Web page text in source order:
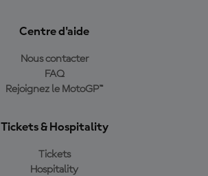
Centre d'aide
Nous contacter
FAQ
Rejoignez le MotoGP™
Tickets & Hospitality
Tickets
Hospitality